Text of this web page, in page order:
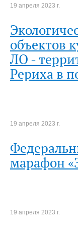
19 апреля 2023 г.
объектов
ЛО -
Рериха в
19 апреля 2023 г.
марафон
19 апреля 2023 г.